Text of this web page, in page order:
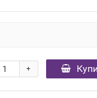
+